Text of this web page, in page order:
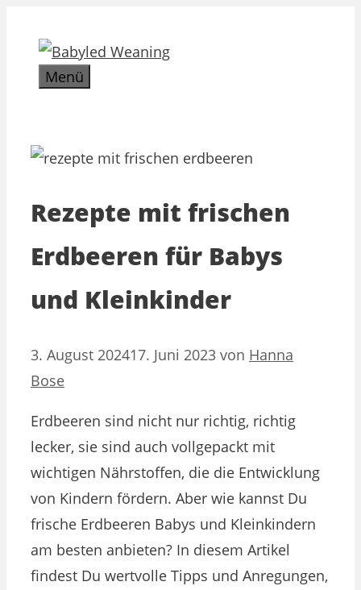
Inhalt
springenMenü
Rezepte mit frischen
Erdbeeren für Babys
und Kleinkinder
3. August 202417. Juni 2023 von Hanna
Bose
Erdbeeren sind nicht nur richtig, richtig
lecker, sie sind auch vollgepackt mit
wichtigen Nährstoffen, die die Entwicklung
von Kindern fördern. Aber wie kannst Du
frische Erdbeeren Babys und Kleinkindern
am besten anbieten? In diesem Artikel
findest Du wertvolle Tipps und Anregungen,